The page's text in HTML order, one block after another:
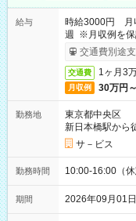
給与
時給3000円 月
週 ※月収例を保
ービス利用可（
交通費別途
交通費 1ヶ月3
月収例 30万円～
勤務地
東京都中央区
新日本橋駅から
サ－ビス
勤務時間 10:00-16:00（
期間 2026年09月01